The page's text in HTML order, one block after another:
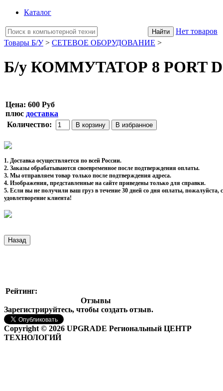
Каталог
Нет товаров
Товары Б/У> СЕТЕВОЕ ОБОРУДОВАНИЕ >
Б/у КОММУТАТОР 8 PORT D-
Цена: 600 Руб
плюс доставка
Количество:
1. Доставка осуществляется по всей России.
2. Заказы обрабатываются своевременное после подтверждения оплаты.
3. Мы отправляем товар только после подтверждения адреса.
4. Изображения, представленные на сайте приведены только для справки.
5. Если вы не получили ваш груз в течение 30 дней со дня оплаты,
удовлетворение клиента!
Рейтинг:
Отзывы
Зарегистрируйтесь, чтобы создать отзыв.
Copyright © 2026 UPGRADE Региональный ЦЕНТР
ТЕХНОЛОГИЙ